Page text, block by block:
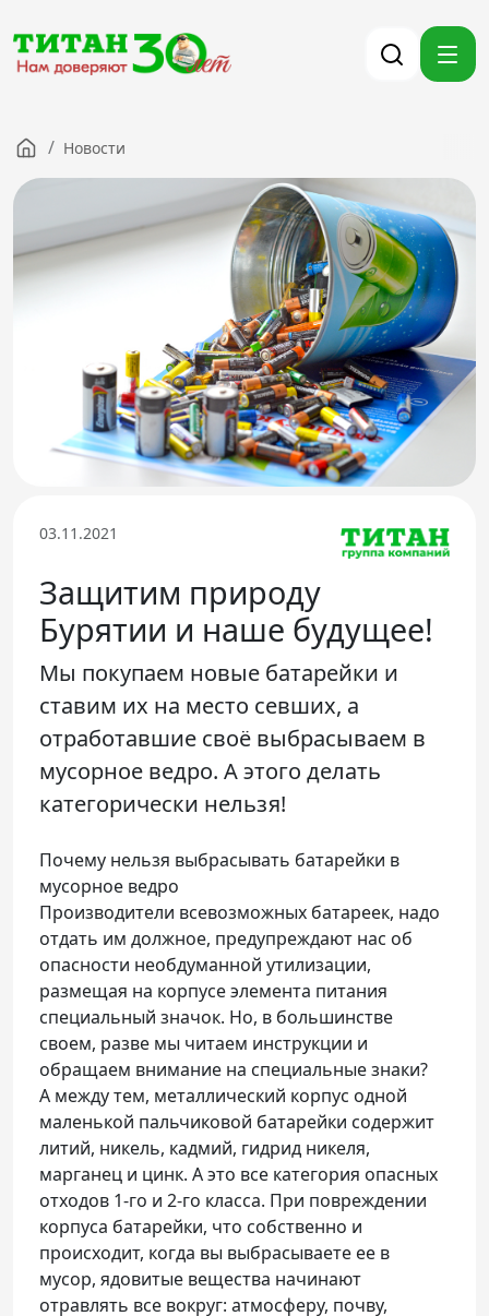
Компания
Тендеры
Вакансии
Версия для слабовидящих
8 (3012) 411-099
Телефон доверия
/ Новости
03.11.2021
Защитим природу
Бурятии и наше будущее!
Мы покупаем новые батарейки и
ставим их на место севших, а
отработавшие своё выбрасываем в
мусорное ведро. А этого делать
категорически нельзя!
Почему нельзя выбрасывать батарейки в
мусорное ведро
Производители всевозможных батареек, надо
отдать им должное, предупреждают нас об
опасности необдуманной утилизации,
размещая на корпусе элемента питания
специальный значок. Но, в большинстве
своем, разве мы читаем инструкции и
обращаем внимание на специальные знаки?
А между тем, металлический корпус одной
маленькой пальчиковой батарейки содержит
литий, никель, кадмий, гидрид никеля,
марганец и цинк. А это все категория опасных
отходов 1-го и 2-го класса. При повреждении
корпуса батарейки, что собственно и
происходит, когда вы выбрасываете ее в
мусор, ядовитые вещества начинают
отравлять все вокруг: атмосферу, почву,